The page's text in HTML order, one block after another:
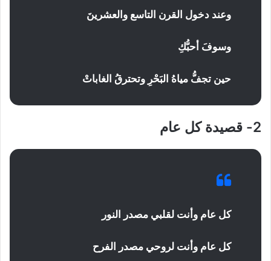
وعند دخول القرن التاسع والعشرينَ
وسوفَ أحبُّكِ
حين تجفُّ مياهُ البَحْرِ وتحترقُ الغاباتْ
2- قصيدة كل عام
كل عام وأنت لقلبي مصدر النور
كل عام وأنت لروحي مصدر الفرح